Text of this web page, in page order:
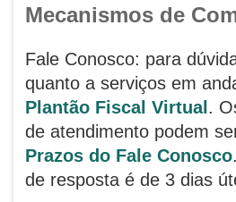
Mecanismos de
Fale Conosco: para
quanto a serviços em
Plantão Fiscal Virtual.
de atendimento podem
Prazos do Fale Conosco
de resposta é de 3 dias